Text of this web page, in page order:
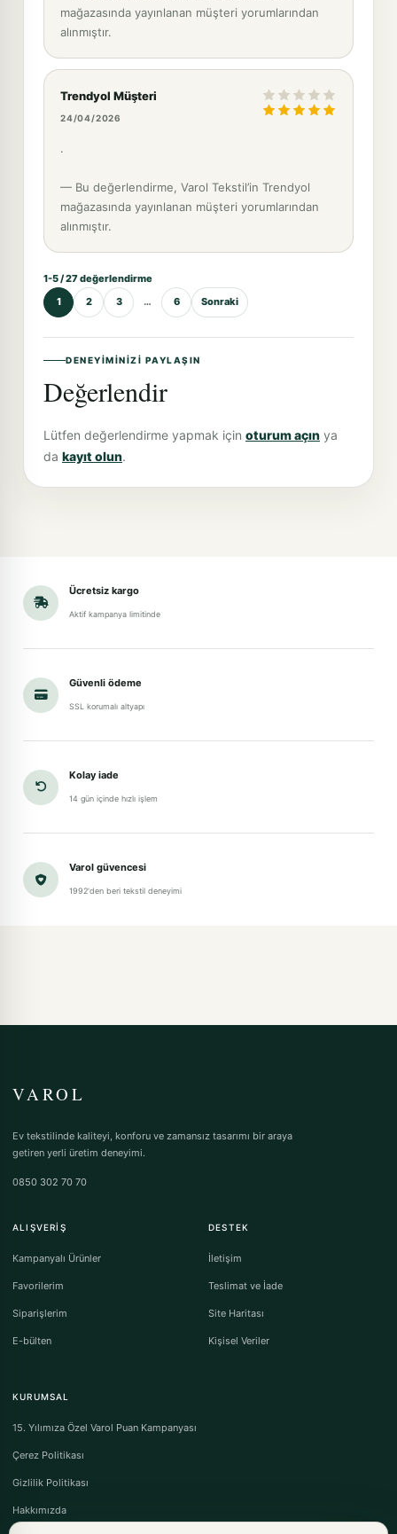
mağazasında yayınlanan müşteri yorumlarından
alınmıştır.
Trendyol Müşteri
24/04/2026
.
— Bu değerlendirme, Varol Tekstil’in Trendyol
mağazasında yayınlanan müşteri yorumlarından
alınmıştır.
1-5 / 27 değerlendirme
1
2 3 … 6 Sonraki
DENEYIMINIZI PAYLAŞIN
Değerlendir
Lütfen değerlendirme yapmak için oturum açın ya
da kayıt olun.
Ücretsiz kargo
Aktif kampanya limitinde
Güvenli ödeme
SSL korumalı altyapı
Kolay iade
14 gün içinde hızlı işlem
Varol güvencesi
1992'den beri tekstil deneyimi
VAROL
Ev tekstilinde kaliteyi, konforu ve zamansız tasarımı bir araya
getiren yerli üretim deneyimi.
0850 302 70 70
ALIŞVERIŞ
Kampanyalı Ürünler
Favorilerim
Siparişlerim
E-bülten
DESTEK
İletişim
Teslimat ve İade
Site Haritası
Kişisel Veriler
KURUMSAL
15. Yılımıza Özel Varol Puan Kampanyası
Çerez Politikası
Gizlilik Politikası
Hakkımızda